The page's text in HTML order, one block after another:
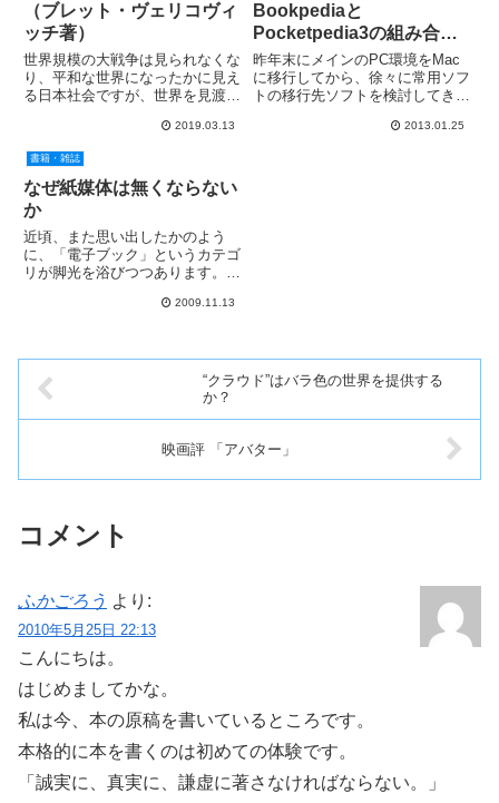
（ブレット・ヴェリコヴィ
ッチ著）
世界規模の大戦争は見られなくな
り、平和な世界になったかに見え
る日本社会ですが、世界を見渡せ
起こっている現実に気づきます。
そしてそれ以上に、「戦争のあり
方」がここ10年で激変している
ことが分かってきます。今回紹
介...
2019.03.13
Bookpediaと
Pocketpedia3の組み合わ
せが最強
昨年末にメインのPC環境をMac
に移行してから、徐々に常用ソフ
トの移行先ソフトを検討してきま
の蔵書があり、これを管理するシ
2013.01.25
書籍・雑誌
なぜ紙媒体は無くならない
か
近頃、また思い出したかのよう
に、「電子ブック」というカテゴ
リが脚光を浴びつつあります。そ
「Kindle」という電子ブックリー
B5サイズより少...
2009.11.13
“クラウド”はバラ色の世界を提供する
か？
映画評 「アバター」
コメント
ふかごろう より:
2010年5月25日 22:13
こんにちは。
はじめましてかな。
私は今、本の原稿を書いているところです。
本格的に本を書くのは初めての体験です。
「誠実に、真実に、謙虚に著さなければならない。」